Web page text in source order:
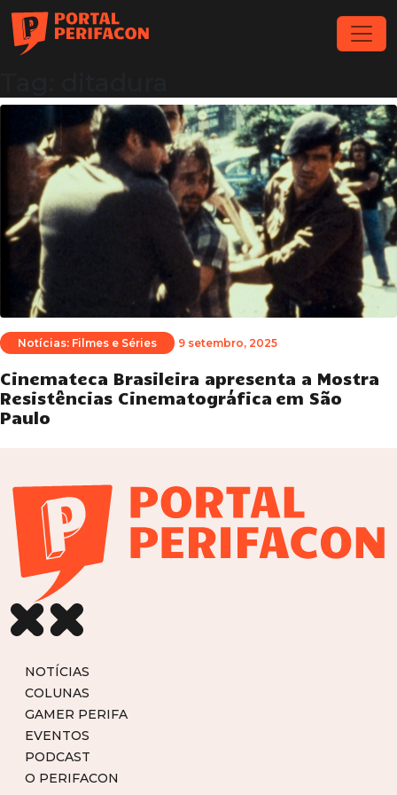
Notícias: Filmes e Séries 9 setembro, 2025
Cinemateca Brasileira apresenta a Mostra
Resistências Cinematográfica em São
Paulo
NOTÍCIAS
COLUNAS
GAMER PERIFA
EVENTOS
PODCAST
O PERIFACON